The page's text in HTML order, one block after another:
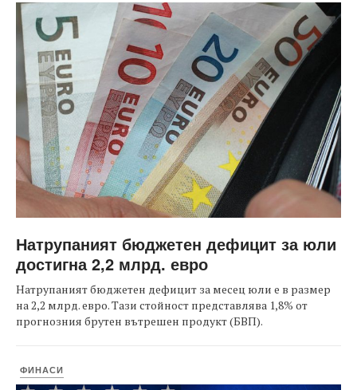
Натрупаният бюджетен дефицит за юли
достигна 2,2 млрд. евро
Натрупаният бюджетен дефицит за месец юли е в размер
на 2,2 млрд. евро. Тази стойност представлява 1,8% от
прогнозния брутен вътрешен продукт (БВП).
ФИНАСИ